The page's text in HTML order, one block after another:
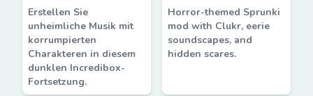
Erstellen Sie
unheimliche Musik mit
korrumpierten
Charakteren in diesem
dunklen Incredibox-
Fortsetzung.
Horror-themed Sprunki
mod with Clukr, eerie
soundscapes, and
hidden scares.